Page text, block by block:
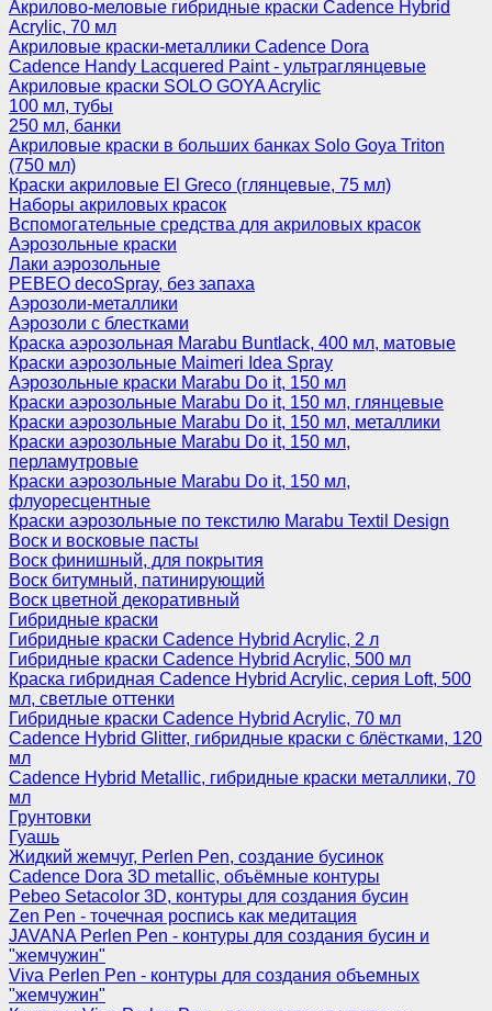
Акрилово-меловые гибридные краски Cadence Hybrid
Acrylic, 70 мл
Акриловые краски-металлики Cadence Dora
Cadence Handy Lacquered Paint - ультраглянцевые
Акриловые краски SOLO GOYA Acrylic
100 мл, тубы
250 мл, банки
Акриловые краски в больших банках Solo Goya Triton
(750 мл)
Краски акриловые El Greco (глянцевые, 75 мл)
Наборы акриловых красок
Вспомогательные средства для акриловых красок
Аэрозольные краски
Лаки аэрозольные
PEBEO decoSpray, без запаха
Аэрозоли-металлики
Аэрозоли с блестками
Краска аэрозольная Marabu Buntlack, 400 мл, матовые
Краски аэрозольные Maimeri Idea Spray
Аэрозольные краски Marabu Do it, 150 мл
Краски аэрозольные Marabu Do it, 150 мл, глянцевые
Краски аэрозольные Marabu Do it, 150 мл, металлики
Краски аэрозольные Marabu Do it, 150 мл,
перламутровые
Краски аэрозольные Marabu Do it, 150 мл,
флуоресцентные
Краски аэрозольные по текстилю Marabu Textil Design
Воск и восковые пасты
Воск финишный, для покрытия
Воск битумный, патинирующий
Воск цветной декоративный
Гибридные краски
Гибридные краски Cadence Hybrid Acrylic, 2 л
Гибридные краски Cadence Hybrid Acrylic, 500 мл
Краска гибридная Cadence Hybrid Acrylic, серия Loft, 500
мл, светлые оттенки
Гибридные краски Cadence Hybrid Acrylic, 70 мл
Cadence Hybrid Glitter, гибридные краски с блёстками, 120
мл
Cadence Hybrid Metallic, гибридные краски металлики, 70
мл
Грунтовки
Гуашь
Жидкий жемчуг, Perlen Pen, создание бусинок
Cadence Dora 3D metallic, объёмные контуры
Pebeo Setacolor 3D, контуры для создания бусин
Zen Pen - точечная роспись как медитация
JAVANA Perlen Pen - контуры для создания бусин и
"жемчужин"
Viva Perlen Pen - контуры для создания объемных
"жемчужин"